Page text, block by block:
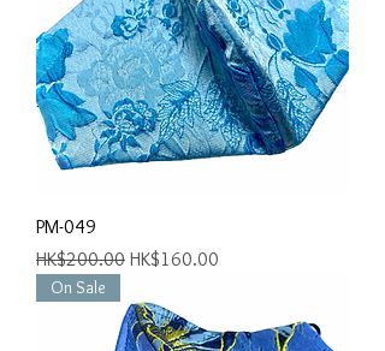
PM-049
一般價格
HK$200.00 促銷價格
HK$160.00
On Sale